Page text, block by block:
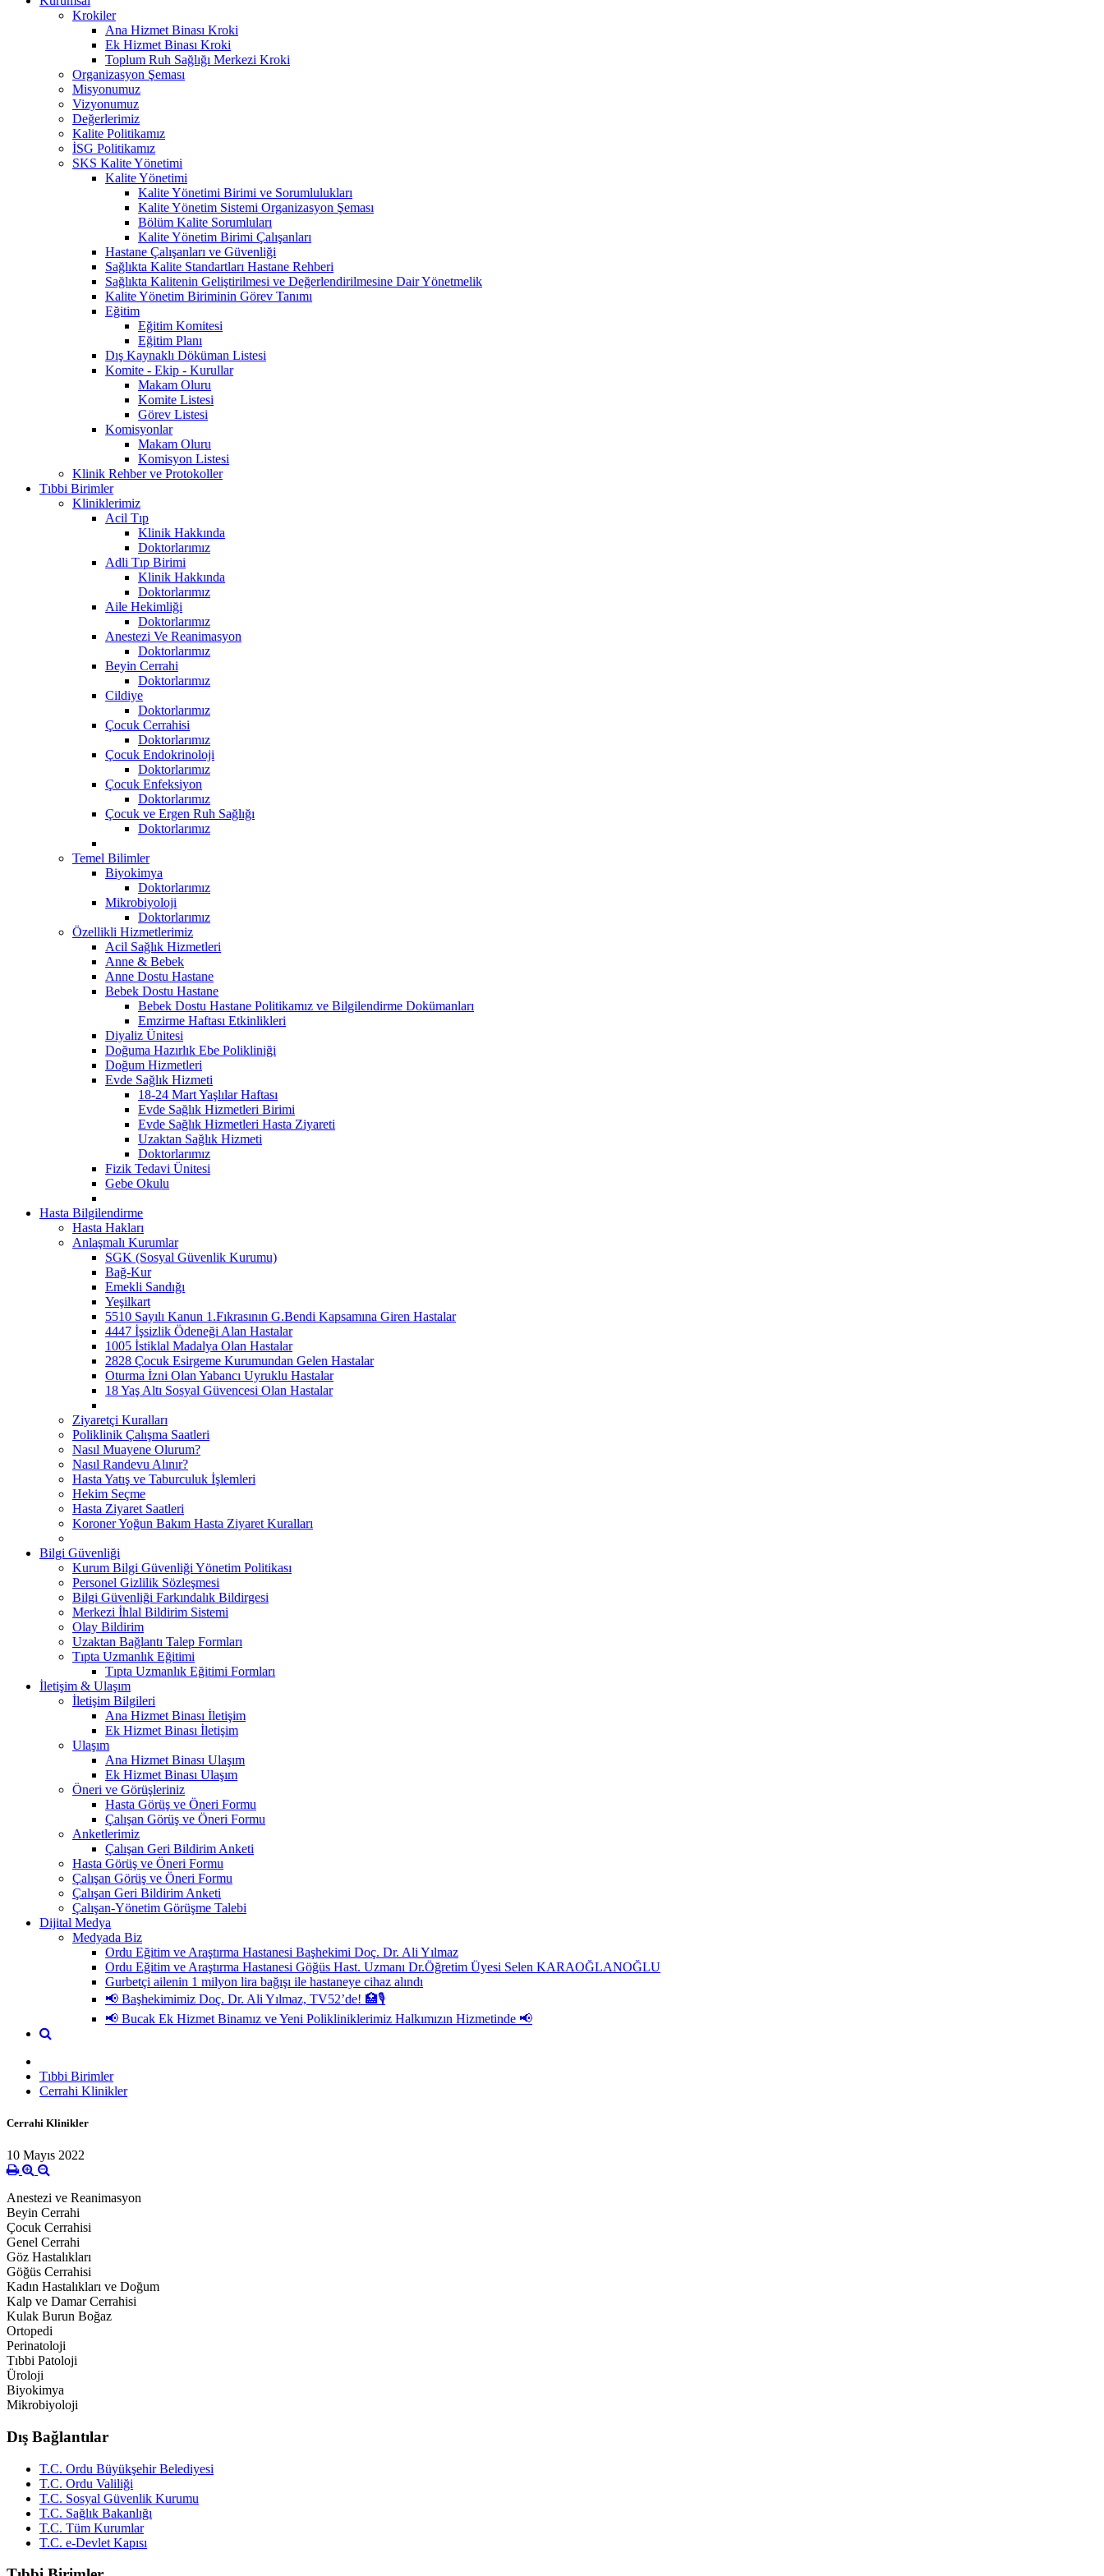
Krokiler
Ana Hizmet Binası Kroki
Ek Hizmet Binası Kroki
Toplum Ruh Sağlığı Merkezi Kroki
Organizasyon Şeması
Misyonumuz
Vizyonumuz
Değerlerimiz
Kalite Politikamız
İSG Politikamız
SKS Kalite Yönetimi
Kalite Yönetimi
Kalite Yönetimi Birimi ve Sorumlulukları
Kalite Yönetim Sistemi Organizasyon Şeması
Bölüm Kalite Sorumluları
Kalite Yönetim Birimi Çalışanları
Hastane Çalışanları ve Güvenliği
Sağlıkta Kalite Standartları Hastane Rehberi
Sağlıkta Kalitenin Geliştirilmesi ve Değerlendirilmesine Dair Yönetmelik
Kalite Yönetim Biriminin Görev Tanımı
Eğitim
Eğitim Komitesi
Eğitim Planı
Dış Kaynaklı Döküman Listesi
Komite - Ekip - Kurullar
Makam Oluru
Komite Listesi
Görev Listesi
Komisyonlar
Makam Oluru
Komisyon Listesi
Klinik Rehber ve Protokoller
Tıbbi Birimler
Kliniklerimiz
Acil Tıp
Klinik Hakkında
Doktorlarımız
Adli Tıp Birimi
Klinik Hakkında
Doktorlarımız
Aile Hekimliği
Doktorlarımız
Anestezi Ve Reanimasyon
Doktorlarımız
Beyin Cerrahi
Doktorlarımız
Cildiye
Doktorlarımız
Çocuk Cerrahisi
Doktorlarımız
Çocuk Endokrinoloji
Doktorlarımız
Çocuk Enfeksiyon
Doktorlarımız
Çocuk ve Ergen Ruh Sağlığı
Doktorlarımız
Temel Bilimler
Biyokimya
Doktorlarımız
Mikrobiyoloji
Doktorlarımız
Özellikli Hizmetlerimiz
Acil Sağlık Hizmetleri
Anne & Bebek
Anne Dostu Hastane
Bebek Dostu Hastane
Bebek Dostu Hastane Politikamız ve Bilgilendirme Dokümanları
Emzirme Haftası Etkinlikleri
Diyaliz Ünitesi
Doğuma Hazırlık Ebe Polikliniği
Doğum Hizmetleri
Evde Sağlık Hizmeti
18-24 Mart Yaşlılar Haftası
Evde Sağlık Hizmetleri Birimi
Evde Sağlık Hizmetleri Hasta Ziyareti
Uzaktan Sağlık Hizmeti
Doktorlarımız
Fizik Tedavi Ünitesi
Gebe Okulu
Hasta Bilgilendirme
Hasta Hakları
Anlaşmalı Kurumlar
SGK (Sosyal Güvenlik Kurumu)
Bağ-Kur
Emekli Sandığı
Yeşilkart
5510 Sayılı Kanun 1.Fıkrasının G.Bendi Kapsamına Giren Hastalar
4447 İşsizlik Ödeneği Alan Hastalar
1005 İstiklal Madalya Olan Hastalar
2828 Çocuk Esirgeme Kurumundan Gelen Hastalar
Oturma İzni Olan Yabancı Uyruklu Hastalar
18 Yaş Altı Sosyal Güvencesi Olan Hastalar
Ziyaretçi Kuralları
Poliklinik Çalışma Saatleri
Nasıl Muayene Olurum?
Nasıl Randevu Alınır?
Hasta Yatış ve Taburculuk İşlemleri
Hekim Seçme
Hasta Ziyaret Saatleri
Koroner Yoğun Bakım Hasta Ziyaret Kuralları
Bilgi Güvenliği
Kurum Bilgi Güvenliği Yönetim Politikası
Personel Gizlilik Sözleşmesi
Bilgi Güvenliği Farkındalık Bildirgesi
Merkezi İhlal Bildirim Sistemi
Olay Bildirim
Uzaktan Bağlantı Talep Formları
Tıpta Uzmanlık Eğitimi
Tıpta Uzmanlık Eğitimi Formları
İletişim & Ulaşım
İletişim Bilgileri
Ana Hizmet Binası İletişim
Ek Hizmet Binası İletişim
Ulaşım
Ana Hizmet Binası Ulaşım
Ek Hizmet Binası Ulaşım
Öneri ve Görüşleriniz
Hasta Görüş ve Öneri Formu
Çalışan Görüş ve Öneri Formu
Anketlerimiz
Çalışan Geri Bildirim Anketi
Hasta Görüş ve Öneri Formu
Çalışan Görüş ve Öneri Formu
Çalışan Geri Bildirim Anketi
Çalışan-Yönetim Görüşme Talebi
Dijital Medya
Medyada Biz
Ordu Eğitim ve Araştırma Hastanesi Başhekimi Doç. Dr. Ali Yılmaz
Ordu Eğitim ve Araştırma Hastanesi Göğüs Hast. Uzmanı Dr.Öğretim Üyesi Selen KARAOĞLANOĞLU
Gurbetçi ailenin 1 milyon lira bağışı ile hastaneye cihaz alındı
📢 Başhekimimiz Doç. Dr. Ali Yılmaz, TV52’de! 🏥🎙
📢 Bucak Ek Hizmet Binamız ve Yeni Polikliniklerimiz Halkımızın Hizmetinde 📢
Tıbbi Birimler
Cerrahi Klinikler
Cerrahi Klinikler
10 Mayıs 2022
Anestezi ve Reanimasyon
Beyin Cerrahi
Çocuk Cerrahisi
Genel Cerrahi
Göz Hastalıkları
Göğüs Cerrahisi
Kadın Hastalıkları ve Doğum
Kalp ve Damar Cerrahisi
Kulak Burun Boğaz
Ortopedi
Perinatoloji
Tıbbi Patoloji
Üroloji
Biyokimya
Mikrobiyoloji
Dış Bağlantılar
T.C. Ordu Büyükşehir Belediyesi
T.C. Ordu Valiliği
T.C. Sosyal Güvenlik Kurumu
T.C. Sağlık Bakanlığı
T.C. Tüm Kurumlar
T.C. e-Devlet Kapısı